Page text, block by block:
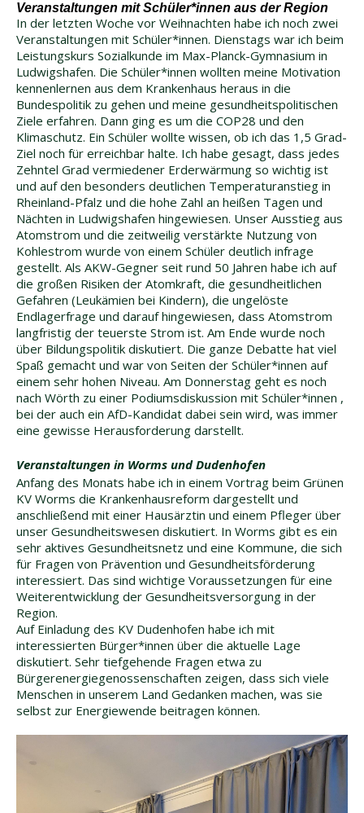
Veranstaltungen mit Schüler*innen aus der Region
In der letzten Woche vor Weihnachten habe ich noch zwei
Veranstaltungen mit Schüler*innen. Dienstags war ich beim
Leistungskurs Sozialkunde im Max-Planck-Gymnasium in
Ludwigshafen. Die Schüler*innen wollten meine Motivation
kennenlernen aus dem Krankenhaus heraus in die
Bundespolitik zu gehen und meine gesundheitspolitischen
Ziele erfahren. Dann ging es um die COP28 und den
Klimaschutz. Ein Schüler wollte wissen, ob ich das 1,5 Grad-
Ziel noch für erreichbar halte. Ich habe gesagt, dass jedes
Zehntel Grad vermiedener Erderwärmung so wichtig ist
und auf den besonders deutlichen Temperaturanstieg in
Rheinland-Pfalz und die hohe Zahl an heißen Tagen und
Nächten in Ludwigshafen hingewiesen. Unser Ausstieg aus
Atomstrom und die zeitweilig verstärkte Nutzung von
Kohlestrom wurde von einem Schüler deutlich infrage
gestellt. Als AKW-Gegner seit rund 50 Jahren habe ich auf
die großen Risiken der Atomkraft, die gesundheitlichen
Gefahren (Leukämien bei Kindern), die ungelöste
Endlagerfrage und darauf hingewiesen, dass Atomstrom
langfristig der teuerste Strom ist. Am Ende wurde noch
über Bildungspolitik diskutiert. Die ganze Debatte hat viel
Spaß gemacht und war von Seiten der Schüler*innen auf
einem sehr hohen Niveau. Am Donnerstag geht es noch
nach Wörth zu einer Podiumsdiskussion mit Schüler*innen ,
bei der auch ein AfD-Kandidat dabei sein wird, was immer
eine gewisse Herausforderung darstellt.
Veranstaltungen in Worms und Dudenhofen
Anfang des Monats habe ich in einem Vortrag beim Grünen
KV Worms die Krankenhausreform dargestellt und
anschließend mit einer Hausärztin und einem Pfleger über
unser Gesundheitswesen diskutiert. In Worms gibt es ein
sehr aktives Gesundheitsnetz und eine Kommune, die sich
für Fragen von Prävention und Gesundheitsförderung
interessiert. Das sind wichtige Voraussetzungen für eine
Weiterentwicklung der Gesundheitsversorgung in der
Region.
Auf Einladung des KV Dudenhofen habe ich mit
interessierten Bürger*innen über die aktuelle Lage
diskutiert. Sehr tiefgehende Fragen etwa zu
Bürgerenergiegenossenschaften zeigen, dass sich viele
Menschen in unserem Land Gedanken machen, was sie
selbst zur Energiewende beitragen können.